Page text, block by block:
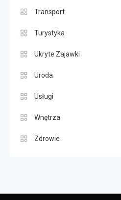
Transport
Turystyka
Ukryte Zajawki
Uroda
Usługi
Wnętrza
Zdrowie